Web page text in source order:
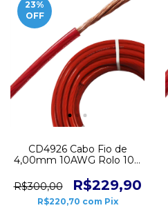
23%
OFF
CD4926 Cabo Fio de
4,00mm 10AWG Rolo 100
Vermelho Som Pesado
R$300,00 R$229,90
R$220,70 com Pix